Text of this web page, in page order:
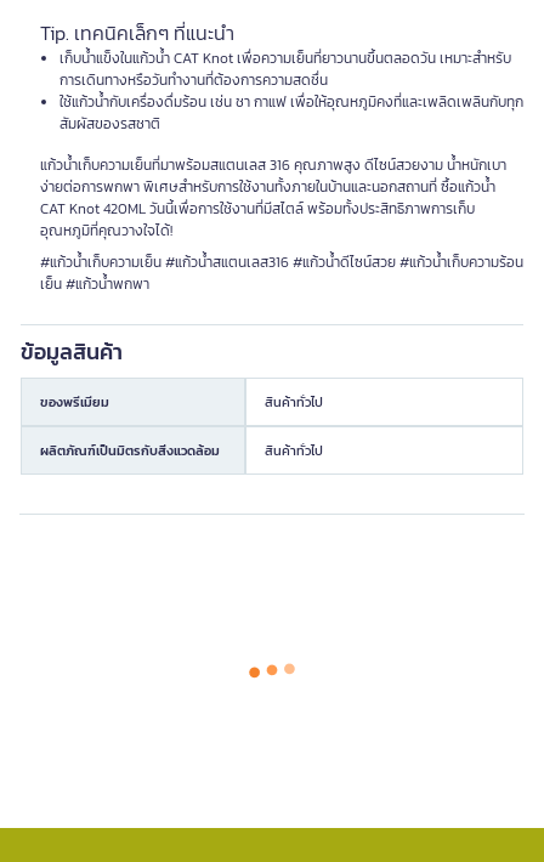
Tip. เทคนิคเล็กๆ ที่แนะนำ
เก็บน้ำแข็งในแก้วน้ำ CAT Knot เพื่อความเย็นที่ยาวนานขึ้นตลอดวัน เหมาะสำหรับ
การเดินทางหรือวันทำงานที่ต้องการความสดชื่น
ใช้แก้วน้ำกับเครื่องดื่มร้อน เช่น ชา กาแฟ เพื่อให้อุณหภูมิคงที่และเพลิดเพลินกับทุก
สัมผัสของรสชาติ
แก้วน้ำเก็บความเย็นที่มาพร้อมสแตนเลส 316 คุณภาพสูง ดีไซน์สวยงาม น้ำหนักเบา
ง่ายต่อการพกพา พิเศษสำหรับการใช้งานทั้งภายในบ้านและนอกสถานที่ ซื้อแก้วน้ำ
CAT Knot 420ML วันนี้เพื่อการใช้งานที่มีสไตล์ พร้อมทั้งประสิทธิภาพการเก็บ
อุณหภูมิที่คุณวางใจได้!
#แก้วน้ำเก็บความเย็น #แก้วน้ำสแตนเลส316 #แก้วน้ำดีไซน์สวย #แก้วน้ำเก็บความร้อน
เย็น #แก้วน้ำพกพา
ข้อมูลสินค้า
ของพรีเมียม สินค้าทั่วไป
ผลิตภัณฑ์เป็นมิตรกับสิ่งแวดล้อม สินค้าทั่วไป